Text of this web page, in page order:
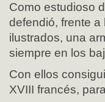
Como estudioso
defendió, frente
ilustrados, una
siempre en los
Con ellos
XVIII francés,